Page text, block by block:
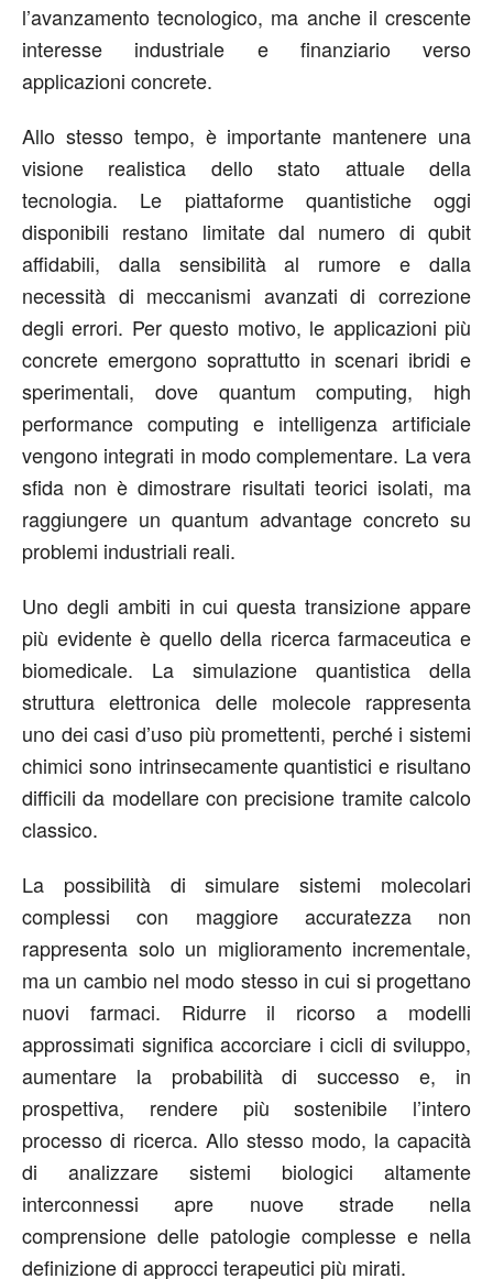
l’avanzamento tecnologico, ma anche il crescente
interesse industriale e finanziario verso
applicazioni concrete.
Allo stesso tempo, è importante mantenere una
visione realistica dello stato attuale della
tecnologia. Le piattaforme quantistiche oggi
disponibili restano limitate dal numero di qubit
affidabili, dalla sensibilità al rumore e dalla
necessità di meccanismi avanzati di correzione
degli errori. Per questo motivo, le applicazioni più
concrete emergono soprattutto in scenari ibridi e
sperimentali, dove quantum computing, high
performance computing e intelligenza artificiale
vengono integrati in modo complementare. La vera
sfida non è dimostrare risultati teorici isolati, ma
raggiungere un quantum advantage concreto su
problemi industriali reali.
Uno degli ambiti in cui questa transizione appare
più evidente è quello della ricerca farmaceutica e
biomedicale. La simulazione quantistica della
struttura elettronica delle molecole rappresenta
uno dei casi d’uso più promettenti, perché i sistemi
chimici sono intrinsecamente quantistici e risultano
difficili da modellare con precisione tramite calcolo
classico.
La possibilità di simulare sistemi molecolari
complessi con maggiore accuratezza non
rappresenta solo un miglioramento incrementale,
ma un cambio nel modo stesso in cui si progettano
nuovi farmaci. Ridurre il ricorso a modelli
approssimati significa accorciare i cicli di sviluppo,
aumentare la probabilità di successo e, in
prospettiva, rendere più sostenibile l’intero
processo di ricerca. Allo stesso modo, la capacità
di analizzare sistemi biologici altamente
interconnessi apre nuove strade nella
comprensione delle patologie complesse e nella
definizione di approcci terapeutici più mirati.